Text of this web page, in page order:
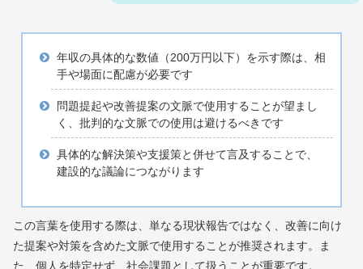
年収の具体的な数値（200万円以下）を示す際は、相
手や場面に配慮が必要です
問題提起や改善提案の文脈で使用することが望まし
く、批判的な文脈での使用は避けるべきです
具体的な解決策や支援策と併せて言及することで、
建設的な議論につながります
この言葉を使用する際は、単なる現状報告ではなく、改善に向け
た提案や対策を含めた文脈で使用することが推奨されます。ま
た、個人を特定せず、社会課題として扱うことが重要です。